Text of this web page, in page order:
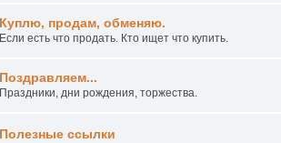
Куплю, продам, обменяю.
Если есть что продать. Кто ищет что купить.
Поздравляем...
Праздники, дни рождения, торжества.
Полезные ссылки